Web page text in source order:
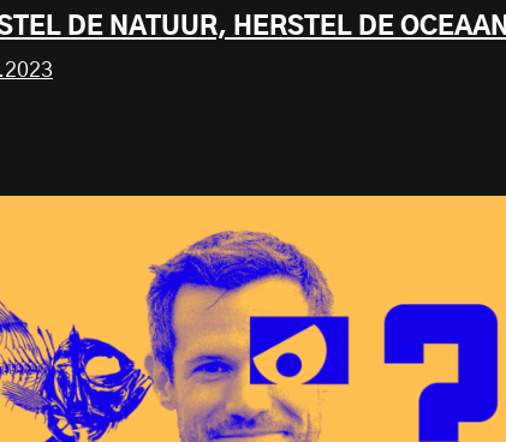
DE NATUUR, HERSTEL DE OCEAAN